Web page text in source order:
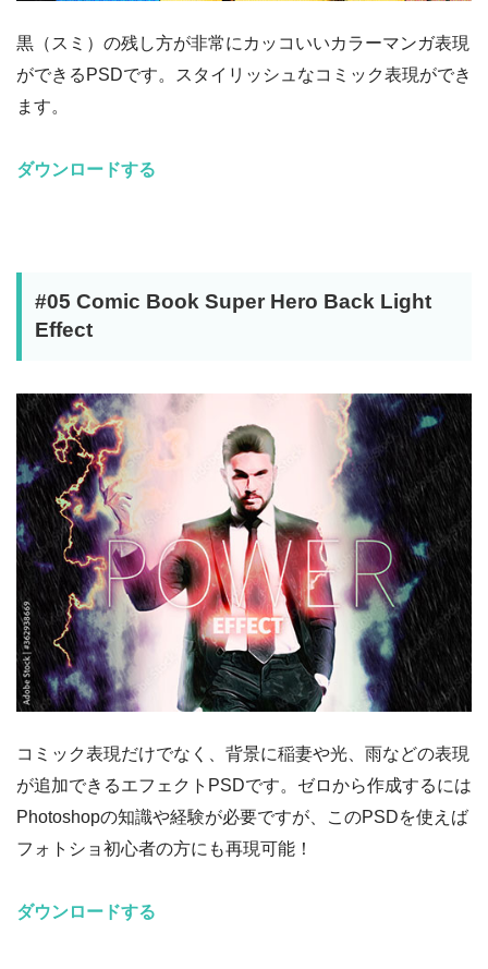
黒（スミ）の残し方が非常にカッコいいカラーマンガ表現
ができるPSDです。スタイリッシュなコミック表現ができ
ます。
ダウンロードする
#05 Comic Book Super Hero Back Light
Effect
コミック表現だけでなく、背景に稲妻や光、雨などの表現
が追加できるエフェクトPSDです。ゼロから作成するには
Photoshopの知識や経験が必要ですが、このPSDを使えば
フォトショ初心者の方にも再現可能！
ダウンロードする